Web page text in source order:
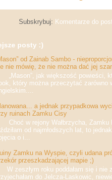
Subskrybuj: Komentarze do
posty :)
od Zainab Sambo -
nie mówię, że nie można dać jej
jak większość powieści,
który można przeczytać zarówno
a jednak przypadkowa
ruinach Zamku Cisy
w rejony Wałbrzycha, Zamku
od najmłodszych lat, to
o i...
Zamku na Wyspie, czyli udana
przeszkadzającej mapie ;)
zeszłym roku poddałam się i nie
do Jelcza-Laskowic,